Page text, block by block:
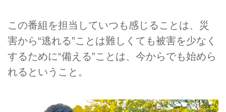
この番組を担当していつも感じることは、災
害から“逃れる”ことは難しくても被害を少なく
するために“備える”ことは、今からでも始めら
れるということ。